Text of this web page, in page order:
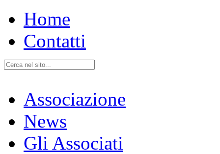
Home
Contatti
Associazione
News
Gli Associati